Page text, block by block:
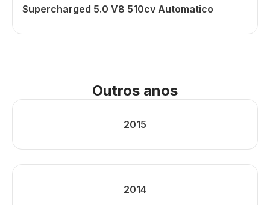
Supercharged 5.0 V8 510cv Automatico
Outros anos
2015
2014